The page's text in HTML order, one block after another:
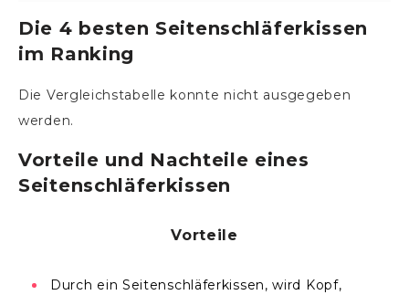
Die 4 besten Seitenschläferkissen
im Ranking
Die Vergleichstabelle konnte nicht ausgegeben
werden.
Vorteile und Nachteile eines
Seitenschläferkissen
Vorteile
Durch ein Seitenschläferkissen, wird Kopf,